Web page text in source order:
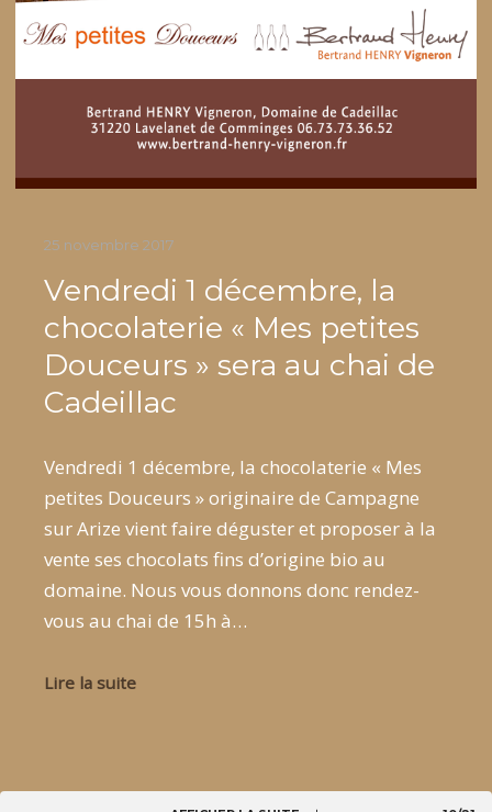
25 novembre 2017
Vendredi 1 décembre, la
chocolaterie « Mes petites
Douceurs » sera au chai de
Cadeillac
Vendredi 1 décembre, la chocolaterie « Mes
petites Douceurs » originaire de Campagne
sur Arize vient faire déguster et proposer à la
vente ses chocolats fins d’origine bio au
domaine. Nous vous donnons donc rendez-
vous au chai de 15h à…
Lire la suite